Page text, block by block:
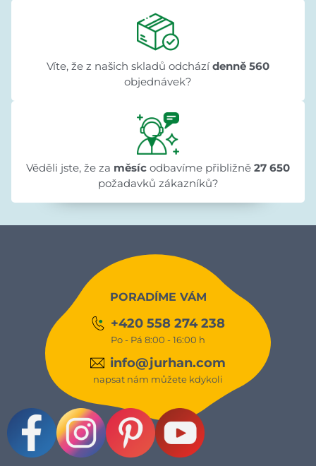
Víte, že z našich skladů odchází denně 560
objednávek?
Věděli jste, že za měsíc odbavíme přibližně 27 650
požadavků zákazníků?
PORADÍME VÁM
+420 558 274 238
Po - Pá 8:00 - 16:00 h
info@jurhan.com
napsat nám můžete kdykoli